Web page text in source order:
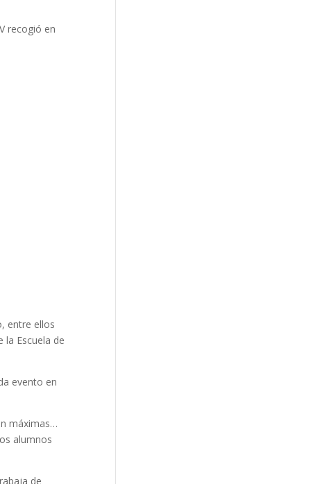
recogió en
entre ellos
Escuela de
evento en
máximas…
alumnos
de